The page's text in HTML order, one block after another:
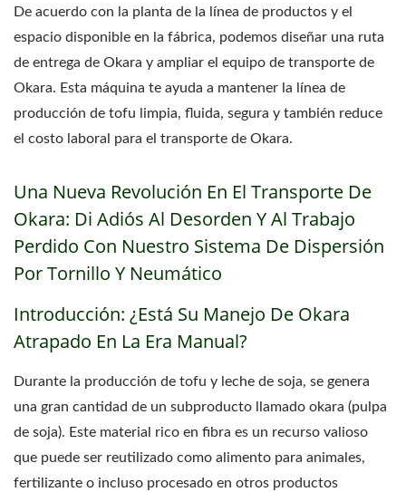
De acuerdo con la planta de la línea de productos y el
espacio disponible en la fábrica, podemos diseñar una ruta
de entrega de Okara y ampliar el equipo de transporte de
Okara. Esta máquina te ayuda a mantener la línea de
producción de tofu limpia, fluida, segura y también reduce
el costo laboral para el transporte de Okara.
Una Nueva Revolución En El Transporte De
Okara: Di Adiós Al Desorden Y Al Trabajo
Perdido Con Nuestro Sistema De Dispersión
Por Tornillo Y Neumático
Introducción: ¿Está Su Manejo De Okara
Atrapado En La Era Manual?
Durante la producción de tofu y leche de soja, se genera
una gran cantidad de un subproducto llamado okara (pulpa
de soja). Este material rico en fibra es un recurso valioso
que puede ser reutilizado como alimento para animales,
fertilizante o incluso procesado en otros productos